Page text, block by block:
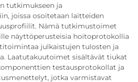
tutkimukseen ja
joissa osoitetaan laitteiden
Nämä tutkimustoimet
näyttöperusteisia hoitoprotokollia
julkaistujen tulosten ja
Laatutakuutoimet sisältävät tiukat
testausprotokollat ja
jotka varmistavat